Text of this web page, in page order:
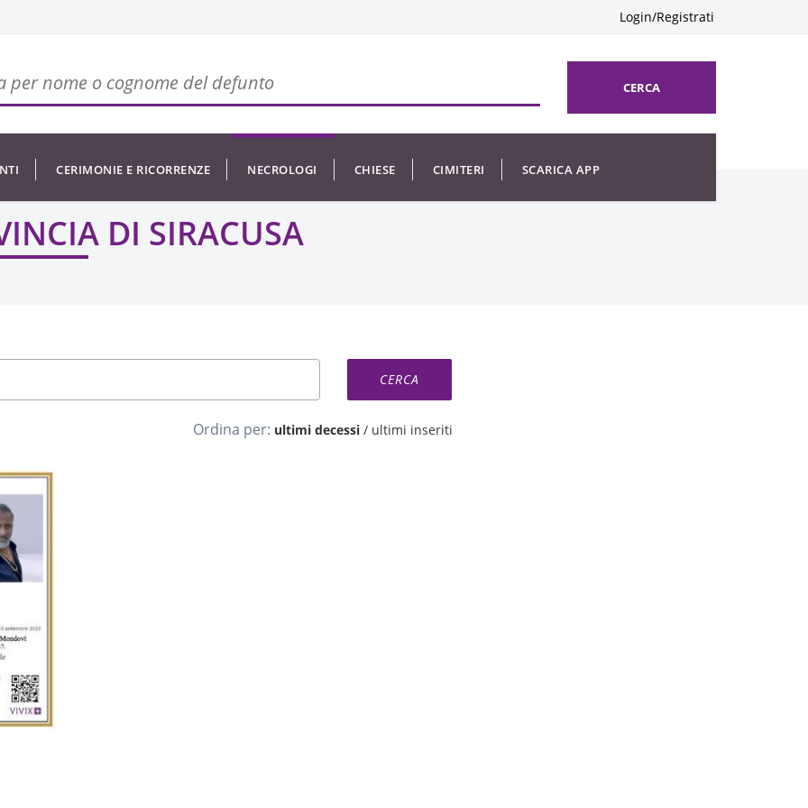
Login/Registrati
CERCA
CERIMONIE E RICORRENZE NECROLOGI CHIESE CIMITERI SCARICA APP
DI SIRACUSA
Ordina per: ultimi decessi/ ultimi inseriti